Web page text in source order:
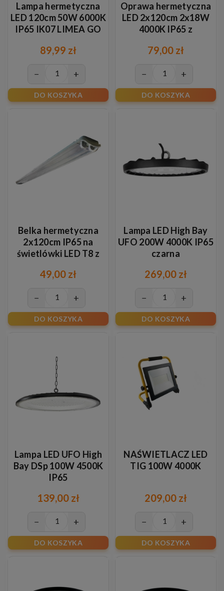
Lampa hermetyczna
LED 120cm 50W 6000K
IP65 IK07 LIMEA GO
89,99 zł
− +
DO KOSZYKA
Oprawa hermetyczna
LED 2x120cm 2x18W
4000K IP65 z
79,00 zł
− +
DO KOSZYKA
Belka hermetyczna
2x120cm IP65 na
świetlówki LED T8 z
49,00 zł
− +
DO KOSZYKA
Lampa LED High Bay
UFO 200W 4000K IP65
czarna
269,00 zł
− +
DO KOSZYKA
Lampa LED UFO High
Bay DSp 100W 4500K
IP65
139,00 zł
− +
DO KOSZYKA
NAŚWIETLACZ LED
TIG 100W 4000K
209,00 zł
− +
DO KOSZYKA